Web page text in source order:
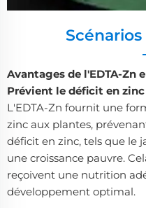
Avantages de l'EDTA-Zn
Prévient le déficit en zinc
L'EDTA-Zn fournit une
zinc aux plantes,
déficit en zinc, tels que le
une croissance pauvre.
reçoivent une nutrition
développement optimal.